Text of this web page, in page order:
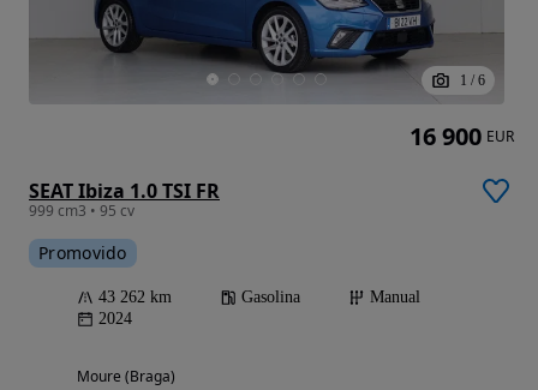
1 / 6
SEAT Ibiza 1.0 TSI FR
999 cm3 • 95 cv
Promovido
43 262 km Gasolina
Manual
2024
Moure (Braga)
16 900 EUR